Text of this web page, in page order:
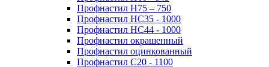
Профнастил Н75 – 750
Профнастил НС35 - 1000
Профнастил НС44 - 1000
Профнастил окрашенный
Профнастил оцинкованный
Профнастил С20 - 1100